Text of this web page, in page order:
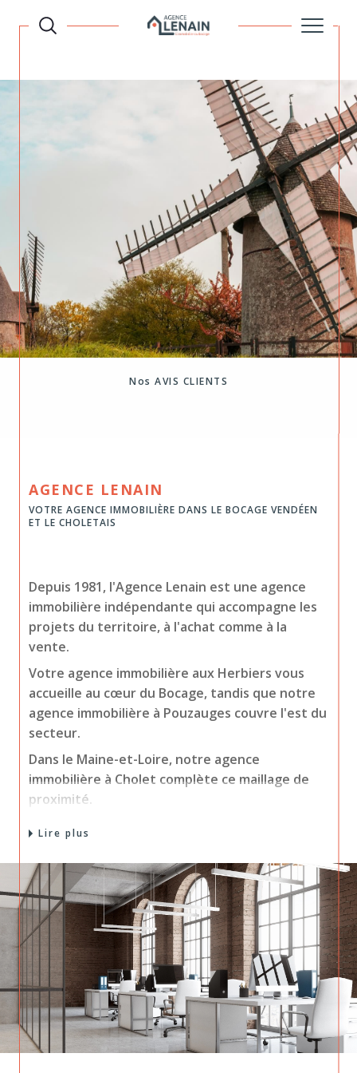
Nos AVIS CLIENTS
AGENCE LENAIN
VOTRE AGENCE IMMOBILIÈRE DANS LE BOCAGE VENDÉEN
ET LE CHOLETAIS
Depuis 1981, l'Agence Lenain est une agence
immobilière indépendante qui accompagne les
projets du territoire, à l'achat comme à la
vente.
Votre agence immobilière aux Herbiers vous
accueille au cœur du Bocage, tandis que notre
agence immobilière à Pouzauges couvre l'est du
secteur.
Dans le Maine-et-Loire, notre agence
immobilière à Cholet complète ce maillage de
proximité.
Trois adresses, une même équipe qui connaît
Acheter ou louer près de
chez vous
Vous cherchez une maison, un appartement ou
un terrain ? Nos conseillers vous aident à
trouver le bien qui vous ressemble, du premier
achat au projet d'investissement.
Nos trois agences, entre Vendée et Maine-et-
Lire plus